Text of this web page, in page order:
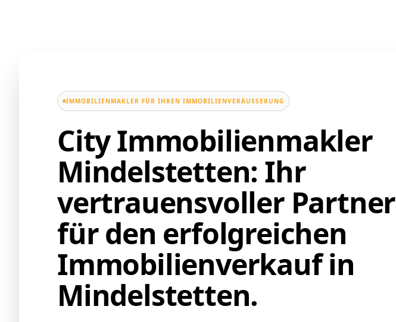
IMMOBILIENMAKLER FÜR IHREN IMMOBILIENVERÄUSSERUNG
City Immobilienmakler
Mindelstetten: Ihr
vertrauensvoller Partner
für den erfolgreichen
Immobilienverkauf in
Mindelstetten.